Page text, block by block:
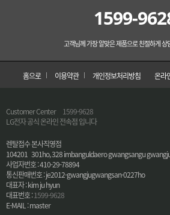
1599-
고객님께 가장 알맞은 제품으로 친절하게 상
홈으로 이용약관 개인정보처리방침 온라
Customer Center
1599-9628
LG전자 공식 온라인 전속점 입니다
렌탈접수 본사직영점
104201 301ho, 328 imbanguldaero gwangsangu
사업자번호 : 410-29-78894
통신판매번호 : je2012-gwangjugwangsan-0227ho
대표자 : kim ju hyun
대표번호 :1599-9628
E-MAIL : master